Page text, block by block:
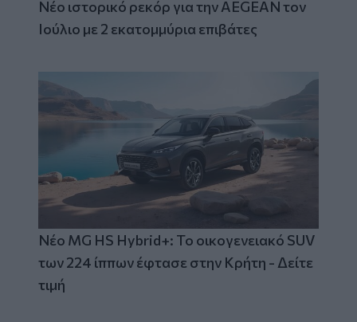
Νέο ιστορικό ρεκόρ για την AEGEAN τον
Ιούλιο με 2 εκατομμύρια επιβάτες
Νέο MG HS Hybrid+: Το οικογενειακό SUV
των 224 ίππων έφτασε στην Κρήτη - Δείτε
τιμή